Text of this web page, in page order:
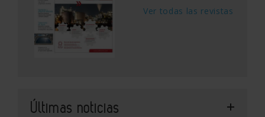
Ver todas las revistas
Últimas noticias